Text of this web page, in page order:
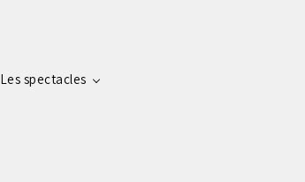
Les spectacles